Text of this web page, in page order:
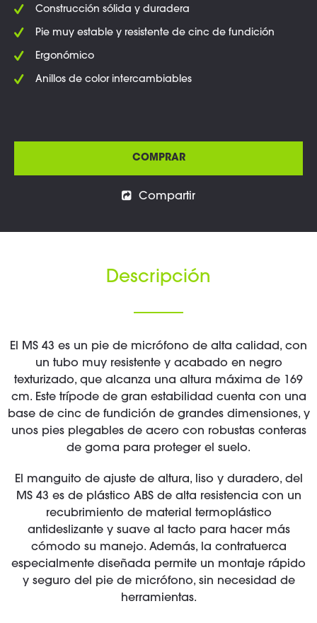
Construcción sólida y duradera
Pie muy estable y resistente de cinc de fundición
Ergonómico
Anillos de color intercambiables
COMPRAR
Compartir
Descripción
El MS 43 es un pie de micrófono de alta calidad, con
un tubo muy resistente y acabado en negro
texturizado, que alcanza una altura máxima de 169
cm. Este trípode de gran estabilidad cuenta con una
base de cinc de fundición de grandes dimensiones, y
unos pies plegables de acero con robustas conteras
de goma para proteger el suelo.
El manguito de ajuste de altura, liso y duradero, del
MS 43 es de plástico ABS de alta resistencia con un
recubrimiento de material termoplástico
antideslizante y suave al tacto para hacer más
cómodo su manejo. Además, la contratuerca
especialmente diseñada permite un montaje rápido
y seguro del pie de micrófono, sin necesidad de
herramientas.